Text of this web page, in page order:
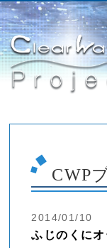
CWP
2014/01/10
ふじのくに